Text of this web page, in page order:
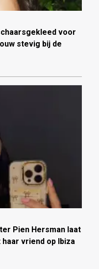
voor
stevig bij de
Pien Hersman laat
vriend op Ibiza